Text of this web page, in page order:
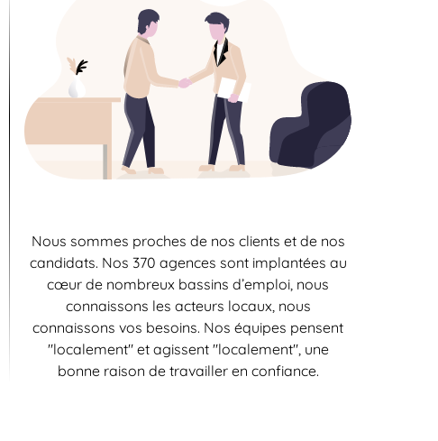
Nous sommes proches de nos clients et de nos
candidats. Nos 370 agences sont implantées au
cœur de nombreux bassins d’emploi, nous
connaissons les acteurs locaux, nous
connaissons vos besoins. Nos équipes pensent
"localement" et agissent "localement", une
bonne raison de travailler en confiance.